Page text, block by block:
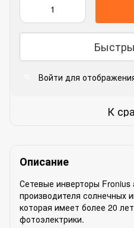
Войти для
К
Описание
Сетевые инверторы Fronius
производителя солнечных
которая имеет более 20
фотоэлектрики.